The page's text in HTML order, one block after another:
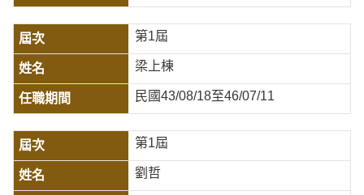
第1屆
梁上棟
民國43/08/18至46/07/11
第1屆
劉哲